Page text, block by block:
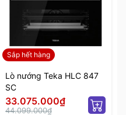
Sắp hết hàng
Lò nướng Teka HLC 847
SC
33.075.000₫
44.099.000₫